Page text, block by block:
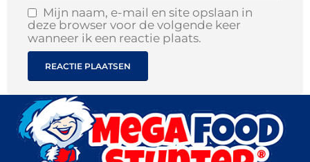
Mijn naam, e-mail en site opslaan in
deze browser voor de volgende keer
wanneer ik een reactie plaats.